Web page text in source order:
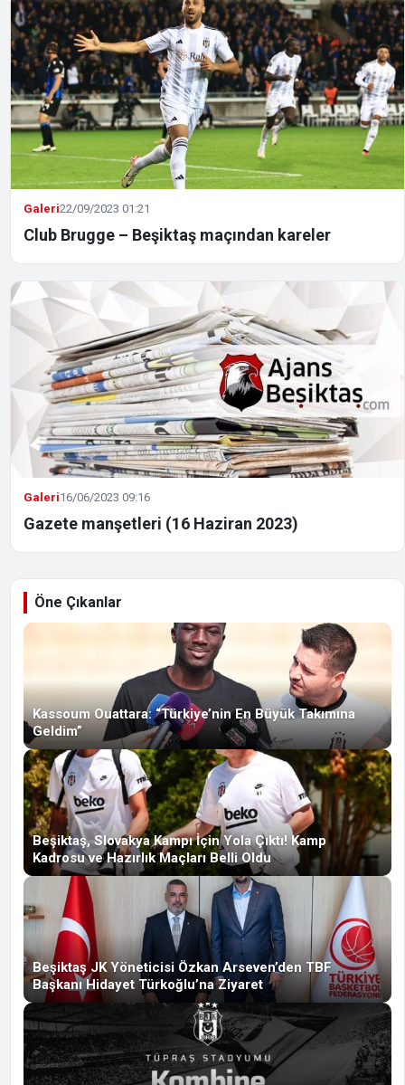
Galeri22/09/2023 01:21
Club Brugge – Beşiktaş maçından kareler
Galeri16/06/2023 09:16
Gazete manşetleri (16 Haziran 2023)
Öne Çıkanlar
Kassoum Ouattara: “Türkiye’nin En Büyük Takımına
Geldim”
Beşiktaş, Slovakya Kampı İçin Yola Çıktı! Kamp
Kadrosu ve Hazırlık Maçları Belli Oldu
Beşiktaş JK Yöneticisi Özkan Arseven’den TBF
Başkanı Hidayet Türkoğlu’na Ziyaret